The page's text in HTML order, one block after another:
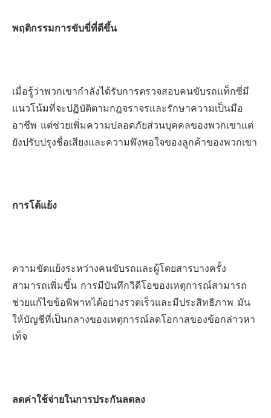
พฤติกรรมการขับขี่ที่ดีขึ้น
เมื่อรู้ว่าพวกเขากำลังได้รับการตรวจสอบคนขับรถแท็กซี่มี
แนวโน้มที่จะปฏิบัติตามกฎจราจรและรักษาความเป็นมือ
อาชีพ แต่ช่วยเพิ่มความปลอดภัยส่วนบุคคลของพวกเขาแต่
ยังปรับปรุงชื่อเสียงและความพึงพอใจของลูกค้าของพวกเขา
การโต้แย้ง
ความขัดแย้งระหว่างคนขับรถและผู้โดยสารบางครั้ง
สามารถเพิ่มขึ้น การมีบันทึกวิดีโอของเหตุการณ์สามารถ
ช่วยแก้ไขข้อพิพาทได้อย่างรวดเร็วและมีประสิทธิภาพ มัน
ให้บัญชีที่เป็นกลางของเหตุการณ์ลดโอกาสของข้อกล่าวหา
เท็จ
ลดค่าใช้จ่ายในการประกันลดลง